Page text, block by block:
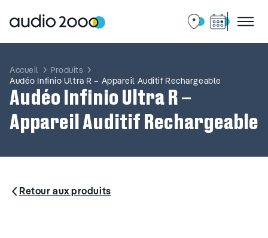
contenu
Accueil
Produits
Audéo Infinio Ultra R – Appareil Auditif Rechargeable
Audéo Infinio Ultra R –
Appareil Auditif Rechargeable
Retour aux produits